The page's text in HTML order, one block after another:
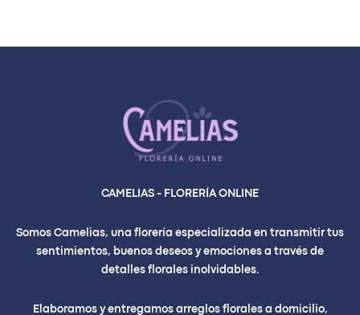
CAMELIAS - FLORERÍA ONLINE
Somos Camelias, una florería especializada en transmitir tus
sentimientos, buenos deseos y emociones a través de
detalles florales inolvidables.
Elaboramos y entregamos arreglos florales a domicilio,